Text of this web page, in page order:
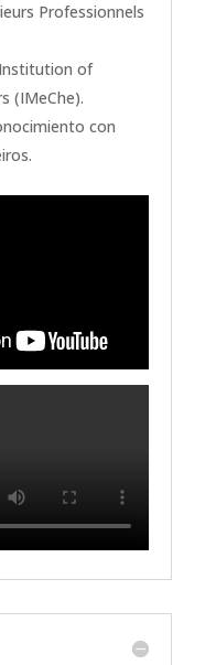
Professionnels
of
(IMeChe).
con